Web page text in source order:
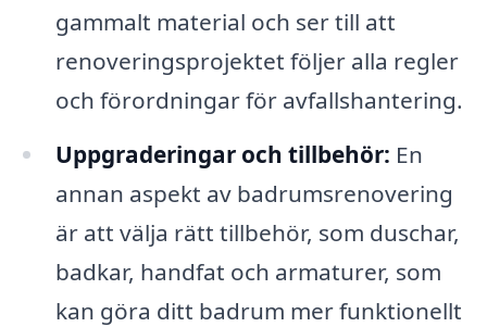
gammalt material och ser till att
renoveringsprojektet följer alla regler
och förordningar för avfallshantering.
Uppgraderingar och tillbehör: En
annan aspekt av badrumsrenovering
är att välja rätt tillbehör, som duschar,
badkar, handfat och armaturer, som
kan göra ditt badrum mer funktionellt